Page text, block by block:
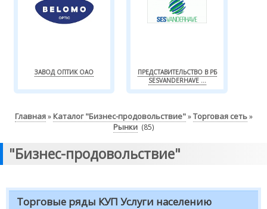
ЗАВОД ОПТИК ОАО
ПРЕДСТАВИТЕЛЬСТВО В РБ
SESVANDERHAVE ...
Главная» Каталог "Бизнес-продовольствие"»Торговая сеть»
Рынки(85)
"Бизнес-продовольствие"
Торговые ряды КУП Услуги населению